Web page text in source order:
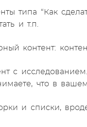
типа “Как
и т.п.
контент:
с
что в вашем
и списки,